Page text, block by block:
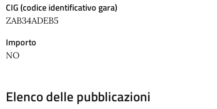
CIG (codice identificativo gara)
ZAB34ADEB5
Importo
NO
Elenco delle pubblicazioni